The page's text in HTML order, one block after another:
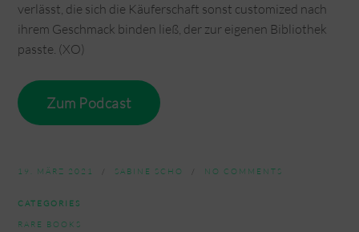
verlässt, die sich die Käuferschaft sonst customized nach
ihrem Geschmack binden ließ, der zur eigenen Bibliothek
passte. (XO)
Zum Podcast
19. MÄRZ 2021 SABINE SCHO NO COMMENTS
CATEGORIES
RARE BOOKS